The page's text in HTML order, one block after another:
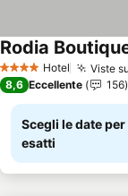
4 Stelle Hotel Viste
Rodia
8,6 Eccellente 156
Scegli le date
esatti